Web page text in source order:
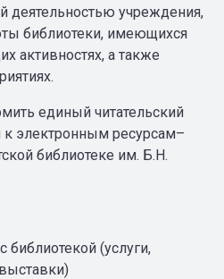
деятельностью учреждения,
библиотеки, имеющихся
активностях, а также
единый читательский
к электронным ресурсам–
библиотеке им. Б.Н.
библиотекой (услуги,